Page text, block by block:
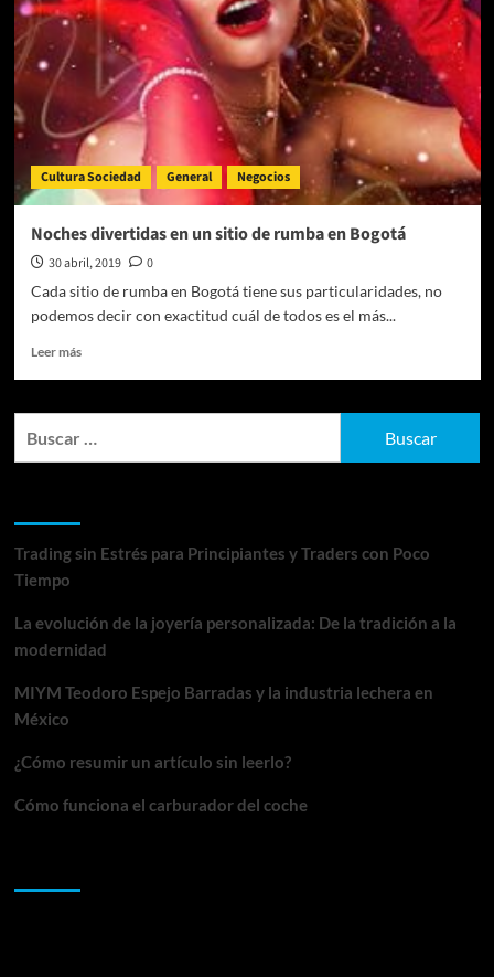
Cultura Sociedad General Negocios
Noches divertidas en un sitio de rumba en Bogotá
30 abril, 2019
0
Cada sitio de rumba en Bogotá tiene sus particularidades, no
podemos decir con exactitud cuál de todos es el más...
Leer másLeer
Noches
en
Trading sin Estrés para Principiantes y Traders con Poco
Tiempo
La evolución de la joyería personalizada: De la tradición a la
modernidad
MIYM Teodoro Espejo Barradas y la industria lechera en
México
¿Cómo resumir un artículo sin leerlo?
Cómo funciona el carburador del coche